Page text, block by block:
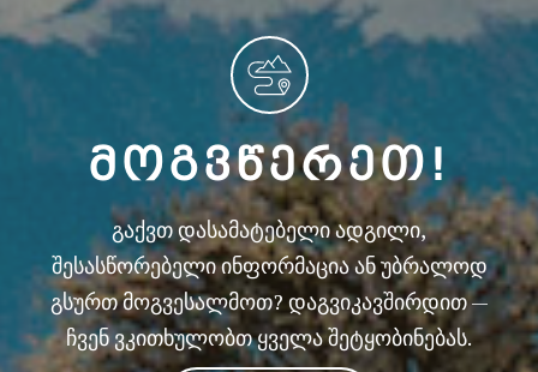
ᲛᲝᲒᲕᲬᲔᲠᲔᲗ!
გაქვთ დასამატებელი ადგილი,
შესასწორებელი ინფორმაცია ან უბრალოდ
გსურთ მოგვესალმოთ? დაგვიკავშირდით —
ჩვენ ვკითხულობთ ყველა შეტყობინებას.